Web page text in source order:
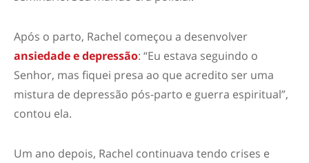
Após o parto, Rachel começou a desenvolver
ansiedade e depressão: “Eu estava seguindo o
Senhor, mas fiquei presa ao que acredito ser uma
mistura de depressão pós-parto e guerra espiritual”,
contou ela.
Um ano depois, Rachel continuava tendo crises e